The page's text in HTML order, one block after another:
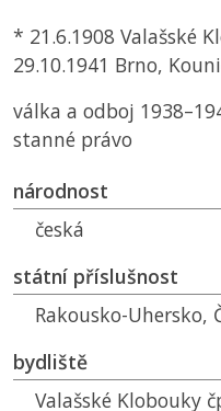
* 21.6.1908 Valašské
29.10.1941 Brno,
válka a odboj
stanné právo
národnost
česká
státní příslušnost
Rakousko-Uhersko,
bydliště
Valašské Klobouky